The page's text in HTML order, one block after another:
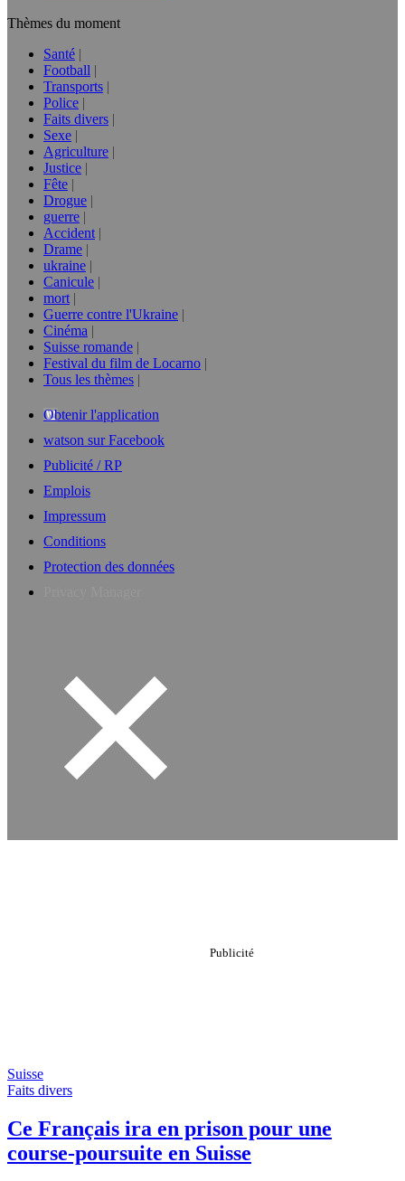
Thèmes du moment
Santé
Football
Transports
Police
Faits divers
Sexe
Agriculture
Justice
Fête
Drogue
guerre
Accident
Drame
ukraine
Canicule
mort
Guerre contre l'Ukraine
Cinéma
Suisse romande
Festival du film de Locarno
Tous les thèmes
Obtenir l'application
watson sur Facebook
Publicité / RP
Emplois
Impressum
Conditions
Protection des données
Suisse
Faits divers
Ce Français ira en prison pour une
course-poursuite en Suisse